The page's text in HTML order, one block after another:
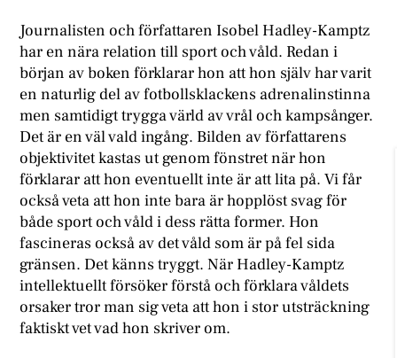
Journalisten och författaren Isobel Hadley-Kamptz
har en nära relation till sport och våld. Redan i
början av boken förklarar hon att hon själv har varit
en naturlig del av fotbollsklackens adrenalinstinna
men samtidigt trygga värld av vrål och kampsånger.
Det är en väl vald ingång. Bilden av författarens
objektivitet kastas ut genom fönstret när hon
förklarar att hon eventuellt inte är att lita på. Vi får
också veta att hon inte bara är hopplöst svag för
både sport och våld i dess rätta former. Hon
fascineras också av det våld som är på fel sida
gränsen. Det känns tryggt. När Hadley-Kamptz
intellektuellt försöker förstå och förklara våldets
orsaker tror man sig veta att hon i stor utsträckning
faktiskt vet vad hon skriver om.